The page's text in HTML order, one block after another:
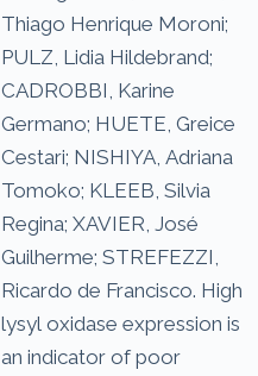
Thiago Henrique Moroni;
PULZ, Lidia Hildebrand;
CADROBBI, Karine
Germano; HUETE, Greice
Cestari; NISHIYA, Adriana
Tomoko; KLEEB, Silvia
Regina; XAVIER, José
Guilherme; STREFEZZI,
Ricardo de Francisco. High
lysyl oxidase expression is
an indicator of poor